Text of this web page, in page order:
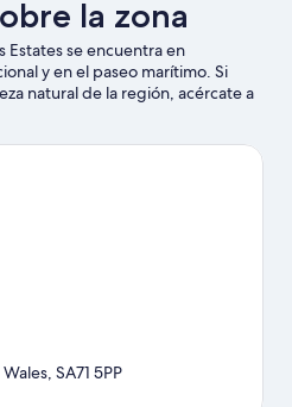
la zona
Estates se encuentra en
y en el paseo marítimo. Si
natural de la región, acércate a
Coast o a Playa de Tenby.
la pena.
SA71 5PP